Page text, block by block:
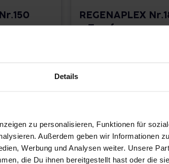
Details
zu personalisieren, Funktionen für
Außerdem geben wir Informationen
Werbung und Analysen weiter. Unsere
die Du ihnen bereitgestellt hast oder die
REGENAPLEX
a Tropfen zum